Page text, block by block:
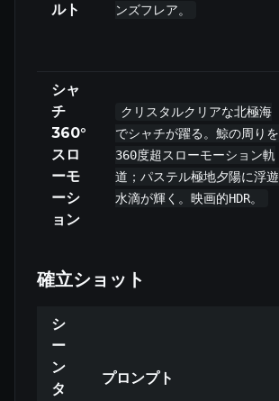
ルト
ンズフレア。
シャ
チ
360°
スロ
ーモ
ーシ
ョン
クリスタルクリアな北極海
でシャチが躍る。鯨の周りを
360度超スローモーション軌
道；パステル極地夕陽に浮遊
水滴が輝く。映画的HDR。
確立ショット
シ
ー
ン
タ
プロンプト